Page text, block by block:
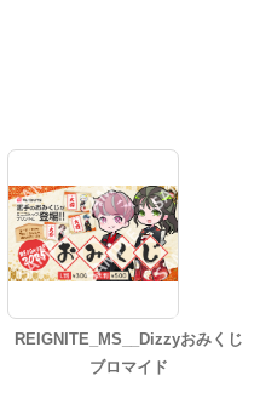
REIGNITE_MS__Dizzyおみくじ
ブロマイド